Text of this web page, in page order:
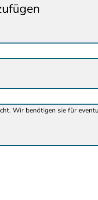
Wir benötigen sie für